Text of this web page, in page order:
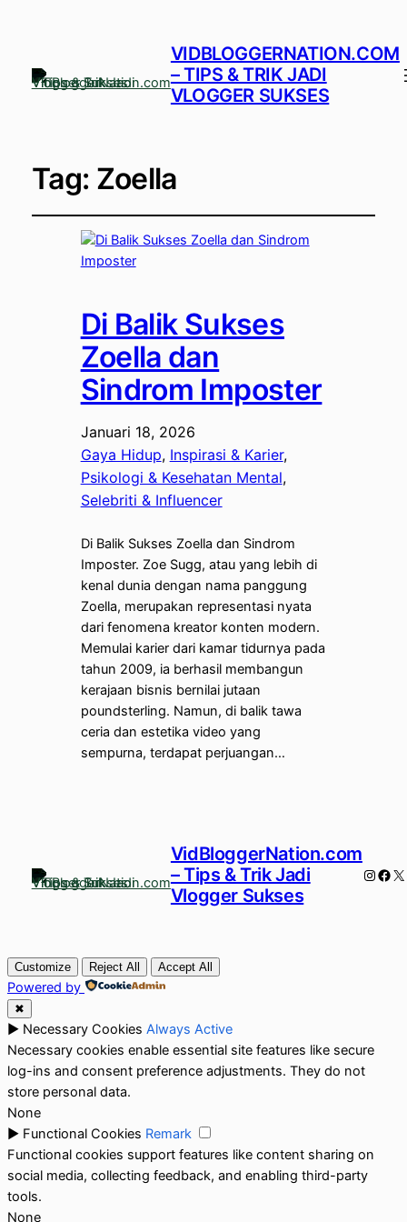
VIDBLOGGERNATION.COM
– TIPS & TRIK JADI
VLOGGER SUKSES
Tag: Zoella
Di Balik Sukses
Zoella dan
Sindrom Imposter
Januari 18, 2026
Gaya Hidup, Inspirasi & Karier ,
Psikologi & Kesehatan Mental ,
Selebriti & Influencer
Di Balik Sukses Zoella dan Sindrom
Imposter. Zoe Sugg, atau yang lebih di
kenal dunia dengan nama panggung
Zoella, merupakan representasi nyata
dari fenomena kreator konten modern.
Memulai karier dari kamar tidurnya pada
tahun 2009, ia berhasil membangun
kerajaan bisnis bernilai jutaan
poundsterling. Namun, di balik tawa
ceria dan estetika video yang
sempurna, terdapat perjuangan…
VidBloggerNation.com
– Tips & Trik Jadi
Vlogger Sukses
X
Customize Reject All Accept All
Powered by
✖
► Necessary Cookies Always Active
Necessary cookies enable essential site features like secure
log-ins and consent preference adjustments. They do not
store personal data.
None
► Functional Cookies Remark
Functional cookies support features like content sharing on
social media, collecting feedback, and enabling third-party
tools.
None